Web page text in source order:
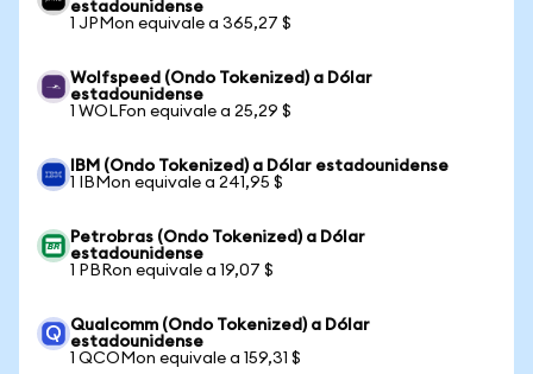
estadounidense
1 JPMon equivale a 365,27 $
Wolfspeed (Ondo Tokenized) a Dólar
estadounidense
1 WOLFon equivale a 25,29 $
IBM (Ondo Tokenized) a Dólar estadounidense
1 IBMon equivale a 241,95 $
Petrobras (Ondo Tokenized) a Dólar
estadounidense
1 PBRon equivale a 19,07 $
Qualcomm (Ondo Tokenized) a Dólar
estadounidense
1 QCOMon equivale a 159,31 $